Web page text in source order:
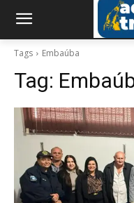
Tags Embaúba
Tag: